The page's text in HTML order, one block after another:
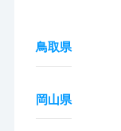
鳥取県
岡山県